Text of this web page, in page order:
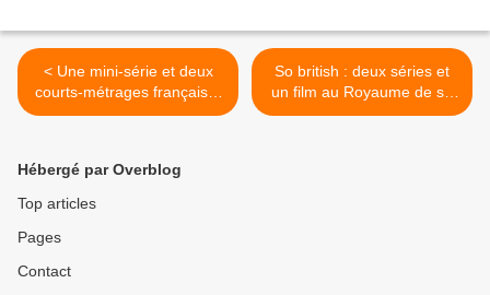
< Une mini-série et deux
courts-métrages français à
voir sur arte.tv
So british : deux séries et
un film au Royaume de sa
Majesté >
Hébergé par Overblog
Top articles
Pages
Contact